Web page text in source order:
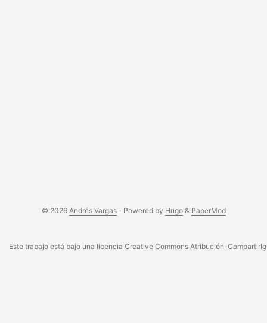
© 2026 Andrés Vargas · Powered by Hugo& PaperMod
Este trabajo está bajo una licencia Creative Commons Atribución-